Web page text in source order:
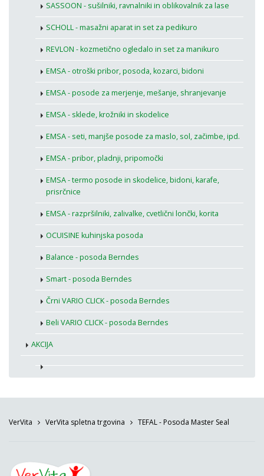
SASSOON - sušilniki, ravnalniki in oblikovalnik za lase
SCHOLL - masažni aparat in set za pedikuro
REVLON - kozmetično ogledalo in set za manikuro
EMSA - otroški pribor, posoda, kozarci, bidoni
EMSA - posode za merjenje, mešanje, shranjevanje
EMSA - sklede, krožniki in skodelice
EMSA - seti, manjše posode za maslo, sol, začimbe, ipd.
EMSA - pribor, pladnji, pripomočki
EMSA - termo posode in skodelice, bidoni, karafe,
prisrčnice
EMSA - razpršilniki, zalivalke, cvetlični lončki, korita
OCUISINE kuhinjska posoda
Balance - posoda Berndes
Smart - posoda Berndes
Črni VARIO CLICK - posoda Berndes
Beli VARIO CLICK - posoda Berndes
AKCIJA
VerVita VerVita spletna trgovina TEFAL - Posoda Master Seal